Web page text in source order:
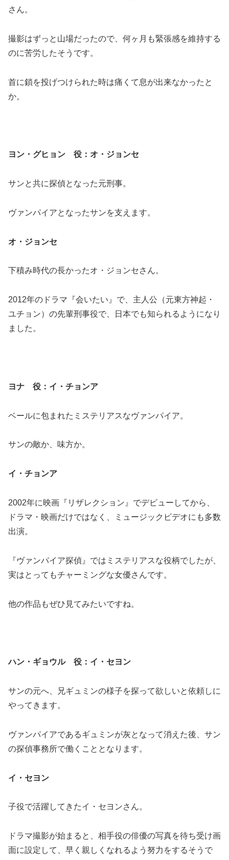
さん。
撮影はずっと山場だったので、何ヶ月も緊張感を維持する
のに苦労したそうです。
首に鎖を投げつけられた時は痛くて息が出来なかったと
か。
ヨン・グヒョン 役：オ・ジョンセ
サンと共に探偵となった元刑事。
ヴァンパイアとなったサンを支えます。
オ・ジョンセ
下積み時代の長かったオ・ジョンセさん。
2012年のドラマ『会いたい』で、主人公（元東方神起・
ユチョン）の先輩刑事役で、日本でも知られるようになり
ました。
ヨナ 役：イ・チョンア
ベールに包まれたミステリアスなヴァンパイア。
サンの敵か、味方か。
イ・チョンア
2002年に映画『リザレクション』でデビューしてから、
ドラマ・映画だけではなく、ミュージックビデオにも多数
出演。
『ヴァンパイア探偵』ではミステリアスな役柄でしたが、
実はとってもチャーミングな女優さんです。
他の作品もぜひ見てみたいですね。
ハン・ギョウル 役：イ・セヨン
サンの元へ、兄ギュミンの様子を探って欲しいと依頼しに
やってきます。
ヴァンパイアであるギュミンが灰となって消えた後、サン
の探偵事務所で働くこととなります。
イ・セヨン
子役で活躍してきたイ・セヨンさん。
ドラマ撮影が始まると、相手役の俳優の写真を待ち受け画
面に設定して、早く親しくなれるよう努力をするそうで